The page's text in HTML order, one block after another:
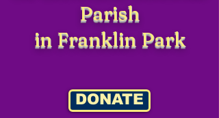
Parish
in Franklin Park
DONATE